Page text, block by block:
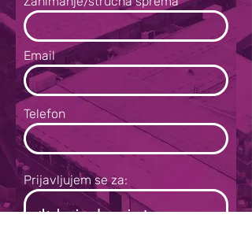
Email
Telefon
Prijavljujem se za: